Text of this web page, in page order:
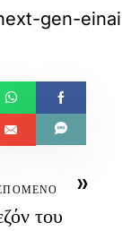
gen-
»
του